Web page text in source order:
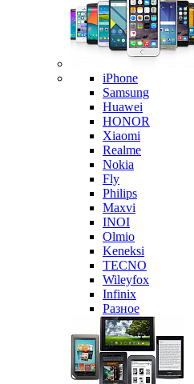
iPhone
Samsung
Huawei
HONOR
Xiaomi
Realme
Nokia
Fly
Philips
Maxvi
INOI
Olmio
Keneksi
TECNO
Wileyfox
Infinix
Разное